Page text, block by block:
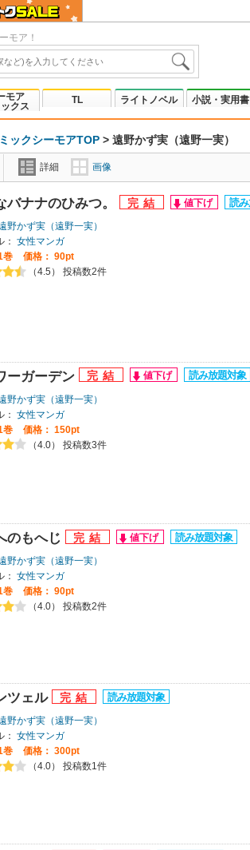
モア！
モア
クス
TL ライトノベル 小説・実用書
ックシーモアTOP > 遠野かず実（遠野一実）
詳細 画像
バナナのひみつ。
野かず実（遠野一実）
： 女性マンガ
巻
価格： 90pt
（4.5） 投稿数2件
ーガーデン
野かず実（遠野一実）
： 女性マンガ
巻
価格： 150pt
（4.0） 投稿数3件
のもへじ
野かず実（遠野一実）
： 女性マンガ
巻
価格： 90pt
（4.0） 投稿数2件
ツェル
野かず実（遠野一実）
： 女性マンガ
巻
価格： 300pt
（4.0） 投稿数1件